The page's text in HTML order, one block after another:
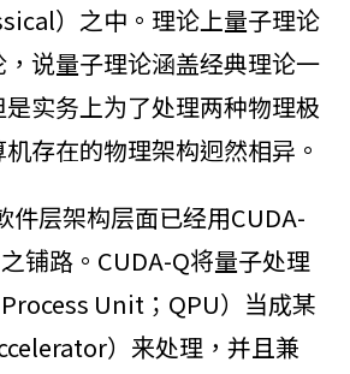
）之中。理论上量子理论
说量子理论涵盖经典理论一
实务上为了处理两种物理极
存在的物理架构迥然相异。
件层架构层面已经用CUDA-
铺路。CUDA-Q将量子处理
Unit；QPU）当成某
）来处理，并且兼